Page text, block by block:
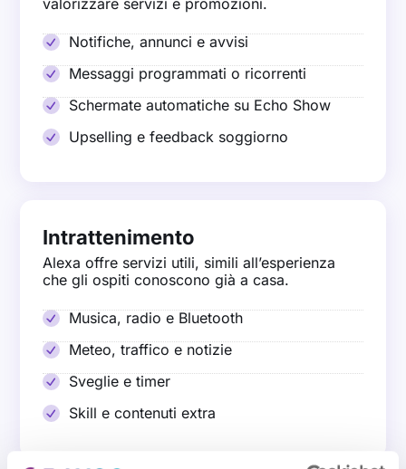
valorizzare servizi e promozioni.
Notifiche, annunci e avvisi
Messaggi programmati o ricorrenti
Schermate automatiche su Echo Show
Upselling e feedback soggiorno
Intrattenimento
Alexa offre servizi utili, simili all’esperienza
che gli ospiti conoscono già a casa.
Musica, radio e Bluetooth
Meteo, traffico e notizie
Sveglie e timer
Skill e contenuti extra